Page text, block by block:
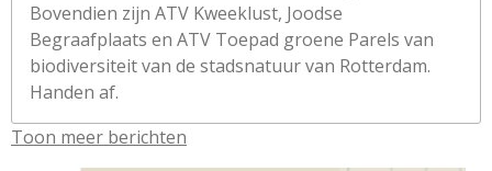
Bovendien zijn ATV Kweeklust, Joodse
Begraafplaats en ATV Toepad groene Parels van
biodiversiteit van de stadsnatuur van Rotterdam.
Handen af.
Toon meer berichten